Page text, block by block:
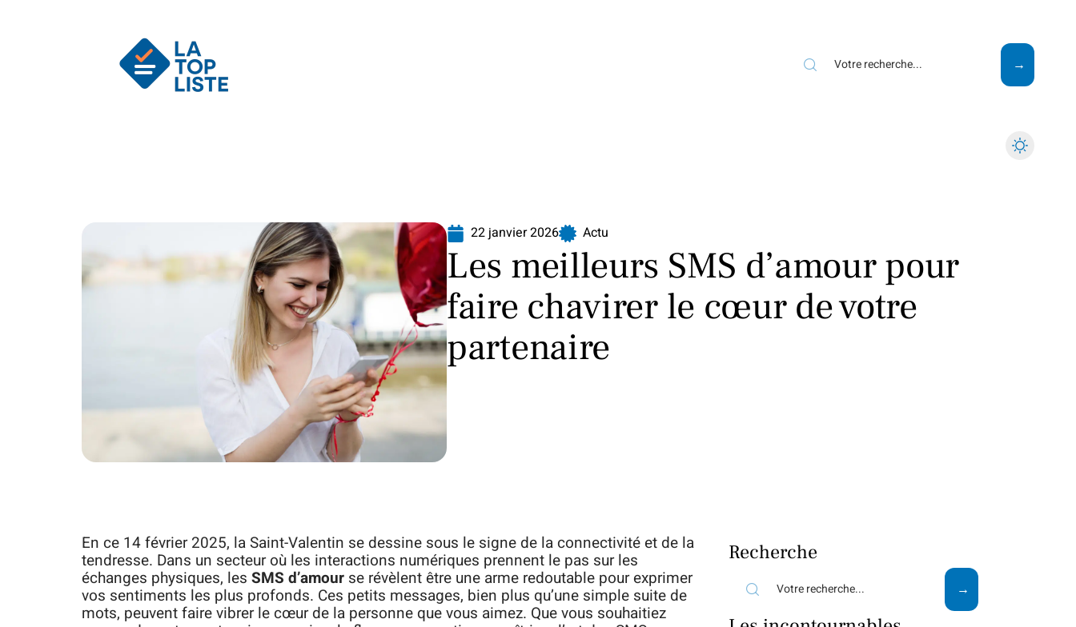
22 janvier 2026 Actu
Les meilleurs SMS d’amour pour
faire chavirer le cœur de votre
partenaire
En ce 14 février 2025, la Saint-Valentin se dessine sous le signe de la connectivité et de la
tendresse. Dans un secteur où les interactions numériques prennent le pas sur les
échanges physiques, les SMS d’amour se révèlent être une arme redoutable pour exprimer
vos sentiments les plus profonds. Ces petits messages, bien plus qu’une simple suite de
mots, peuvent faire vibrer le cœur de la personne que vous aimez. Que vous souhaitiez
Recherche